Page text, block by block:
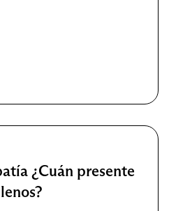
¿Cuán presente